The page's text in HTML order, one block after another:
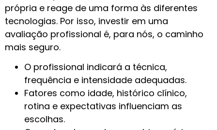
própria e reage de uma forma às diferentes
tecnologias. Por isso, investir em uma
avaliação profissional é, para nós, o caminho
mais seguro.
O profissional indicará a técnica,
frequência e intensidade adequadas.
Fatores como idade, histórico clínico,
rotina e expectativas influenciam as
escolhas.